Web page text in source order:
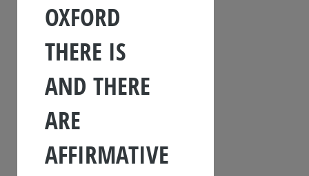
OXFORD
THERE IS
AND THERE
ARE
AFFIRMATIVE